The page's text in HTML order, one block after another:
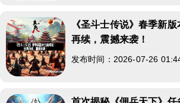
《圣斗士传说》春季新
再续，震撼来袭！
发布时间：2026-07-26